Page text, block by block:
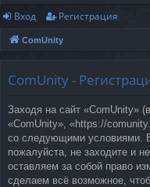
о
ру
Вход Регистрация
ComUnity
ComUnity -
Заходя на сайт «ComUnity»
«ComUnity», «https://
со следующими условиями.
пожалуйста, не заходите и
оставляем за собой право
сделаем всё возможное,